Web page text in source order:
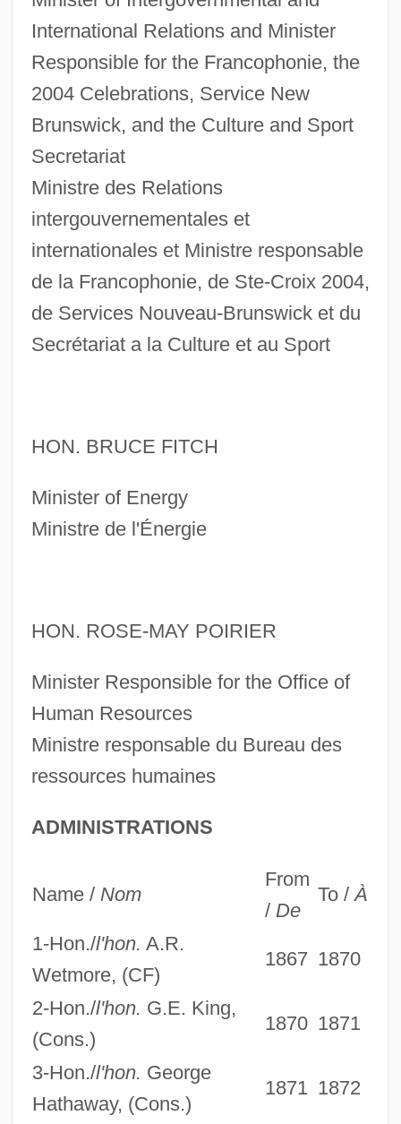
International Relations and Minister
Responsible for the Francophonie, the
2004 Celebrations, Service New
Brunswick, and the Culture and Sport
Secretariat
Ministre des Relations
intergouvernementales et
internationales et Ministre responsable
de la Francophonie, de Ste-Croix 2004,
de Services Nouveau-Brunswick et du
Secrétariat a la Culture et au Sport
HON. BRUCE FITCH
Minister of Energy
Ministre de l'Énergie
HON. ROSE-MAY POIRIER
Minister Responsible for the Office of
Human Resources
Ministre responsable du Bureau des
ressources humaines
ADMINISTRATIONS
Name / Nom
From
/ De
To / À
1-Hon./l'hon. A.R.
Wetmore, (CF)
1867 1870
2-Hon./l'hon. G.E. King,
(Cons.)
1870 1871
3-Hon./l'hon. George
Hathaway, (Cons.)
1871 1872